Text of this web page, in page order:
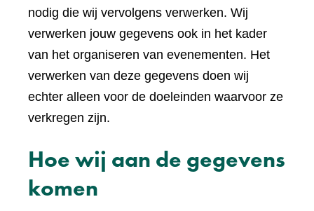
nodig die wij vervolgens verwerken. Wij
verwerken jouw gegevens ook in het kader
van het organiseren van evenementen. Het
verwerken van deze gegevens doen wij
echter alleen voor de doeleinden waarvoor ze
verkregen zijn.
Hoe wij aan de gegevens
komen